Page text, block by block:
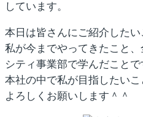
しています。
本日は皆さんにご紹介したい
私が今までやってきたこと
シティ事業部で学んだこと
本社の中で私が目指したい
よろしくお願いします＾＾